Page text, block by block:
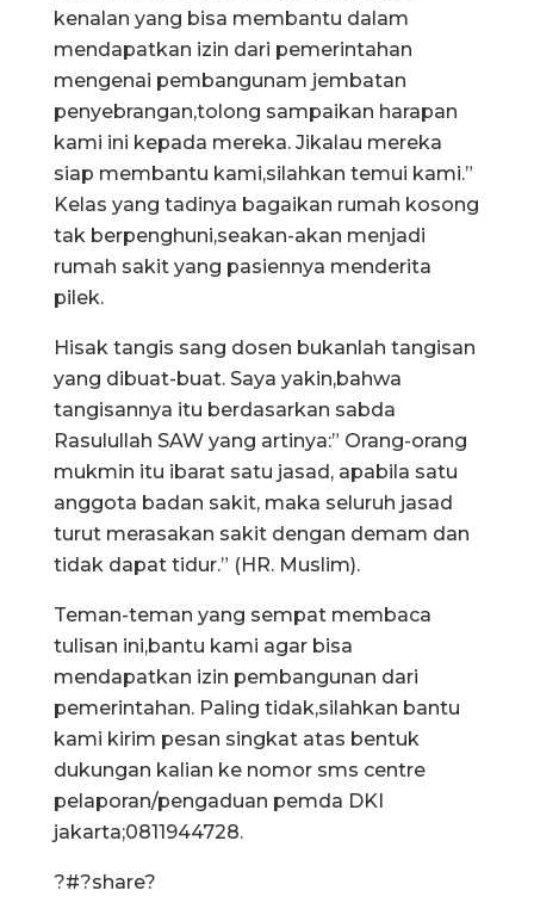
kenalan yang bisa membantu dalam
mendapatkan izin dari pemerintahan
mengenai pembangunam jembatan
penyebrangan,tolong sampaikan harapan
kami ini kepada mereka. Jikalau mereka
siap membantu kami,silahkan temui kami.”
Kelas yang tadinya bagaikan rumah kosong
tak berpenghuni,seakan-akan menjadi
rumah sakit yang pasiennya menderita
pilek.
Hisak tangis sang dosen bukanlah tangisan
yang dibuat-buat. Saya yakin,bahwa
tangisannya itu berdasarkan sabda
Rasulullah SAW yang artinya:” Orang-orang
mukmin itu ibarat satu jasad, apabila satu
anggota badan sakit, maka seluruh jasad
turut merasakan sakit dengan demam dan
tidak dapat tidur.” (HR. Muslim).
Teman-teman yang sempat membaca
tulisan ini,bantu kami agar bisa
mendapatkan izin pembangunan dari
pemerintahan. Paling tidak,silahkan bantu
kami kirim pesan singkat atas bentuk
dukungan kalian ke nomor sms centre
pelaporan/pengaduan pemda DKI
jakarta;0811944728.
?#?share?